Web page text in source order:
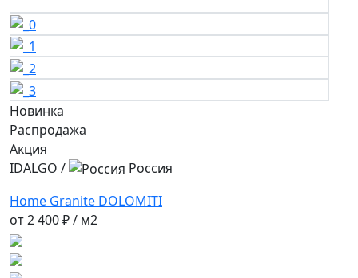
Новинка
Распродажа
Акция
IDALGO /
Россия
Home Granite DOLOMITI
от2 400 ₽/ м2